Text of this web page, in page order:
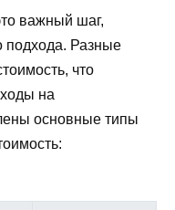
важный шаг,
подхода. Разные
что
на
основные типы